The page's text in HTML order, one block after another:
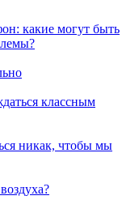
какие могут быть
классным
никак, чтобы мы